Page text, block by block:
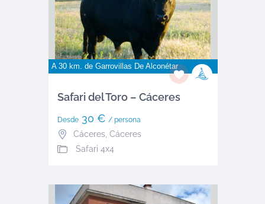
A 30 km. de Garrovillas De Alconétar
Safari del Toro – Cáceres
Desde30 € / persona
Cáceres, Cáceres
Safari 4x4